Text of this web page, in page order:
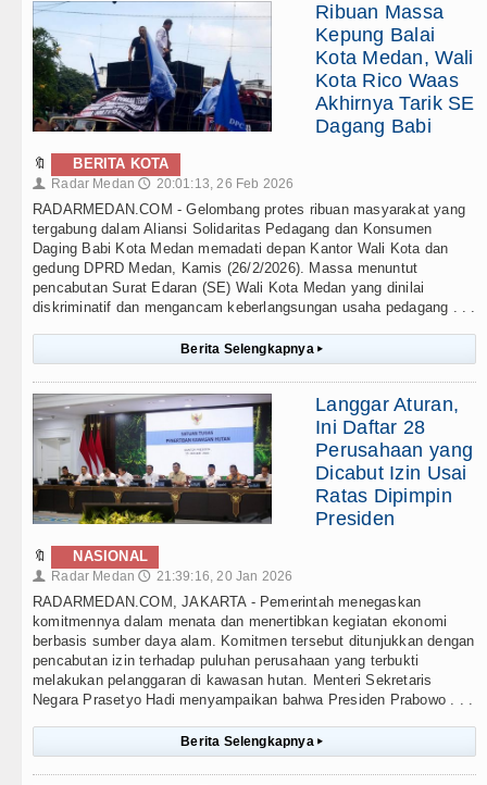
Ribuan Massa
Kepung Balai
Kota Medan, Wali
Kota Rico Waas
Akhirnya Tarik SE
Dagang Babi
🔖 BERITA KOTA
👤 Radar Medan 🕔 20:01:13, 26 Feb 2026
RADARMEDAN.COM - Gelombang protes ribuan masyarakat yang
tergabung dalam Aliansi Solidaritas Pedagang dan Konsumen
Daging Babi Kota Medan memadati depan Kantor Wali Kota dan
gedung DPRD Medan, Kamis (26/2/2026). Massa menuntut
pencabutan Surat Edaran (SE) Wali Kota Medan yang dinilai
diskriminatif dan mengancam keberlangsungan usaha pedagang . . .
Berita Selengkapnya ▸
Langgar Aturan,
Ini Daftar 28
Perusahaan yang
Dicabut Izin Usai
Ratas Dipimpin
Presiden
🔖 NASIONAL
👤 Radar Medan 🕔 21:39:16, 20 Jan 2026
RADARMEDAN.COM, JAKARTA - Pemerintah menegaskan
komitmennya dalam menata dan menertibkan kegiatan ekonomi
berbasis sumber daya alam. Komitmen tersebut ditunjukkan dengan
pencabutan izin terhadap puluhan perusahaan yang terbukti
melakukan pelanggaran di kawasan hutan. Menteri Sekretaris
Negara Prasetyo Hadi menyampaikan bahwa Presiden Prabowo . . .
Berita Selengkapnya ▸